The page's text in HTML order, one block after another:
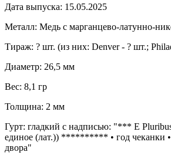
Дата выпуска: 15.05.2025
Металл: Медь с марганцево-латунно-
Тираж: ? шт. (из них: Denver - ? шт.;
Диаметр: 26,5 мм
Вес: 8,1 гр
Толщина: 2 мм
Гурт: гладкий с надписью: "*** E
единое (лат.)) ********** • год чеканки •
двора"